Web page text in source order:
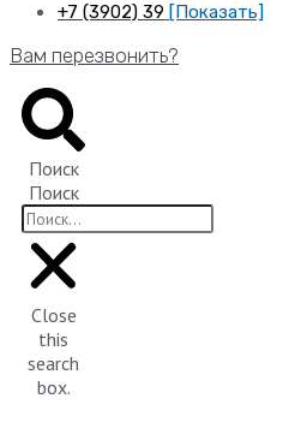
+7 (3902) 39 [Показать]
Вам перезвонить?
Поиск
Поиск
Close
this
search
box.